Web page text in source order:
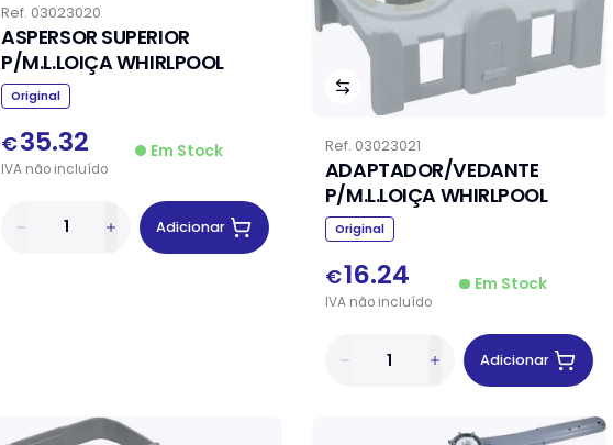
Ref. 03023020
ASPERSOR SUPERIOR
P/M.L.LOIÇA WHIRLPOOL
Original
€35.32
IVA não incluído
Em Stock
Adicionar
Ref. 03023021
ADAPTADOR/VEDANTE
P/M.L.LOIÇA WHIRLPOOL
Original
€16.24
IVAnãoincluído
Em Stock
Adicionar